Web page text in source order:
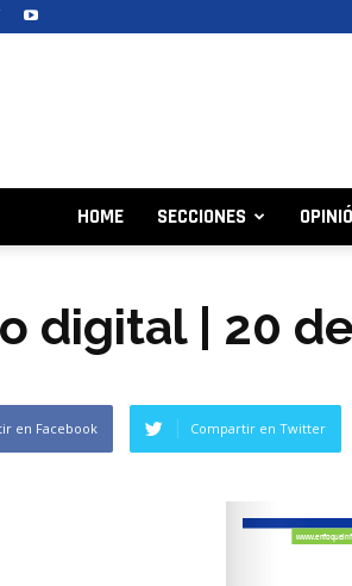
HOME SECCIONES
digital | 20
en Facebook Compartir en Twitter